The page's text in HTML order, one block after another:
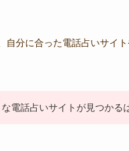
自分に合った電話占いサイ
電話占いサイトが見つかる